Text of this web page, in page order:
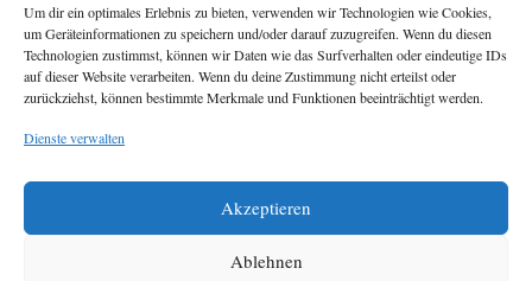
Um dir ein optimales Erlebnis zu bieten, verwenden wir Technologien wie Cookies,
um Geräteinformationen zu speichern und/oder darauf zuzugreifen. Wenn du diesen
Technologien zustimmst, können wir Daten wie das Surfverhalten oder eindeutige IDs
auf dieser Website verarbeiten. Wenn du deine Zustimmung nicht erteilst oder
zurückziehst, können bestimmte Merkmale und Funktionen beeinträchtigt werden.
Dienste verwalten
Akzeptieren
Ablehnen
Impressum
Michael Baden,
Diese Webseite stellt
zehn Jahre der